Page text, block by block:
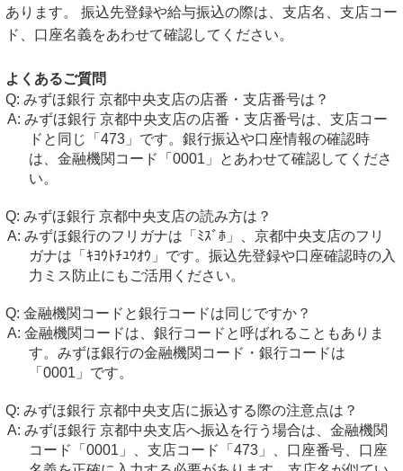
あります。 振込先登録や給与振込の際は、支店名、支店コー
ド、口座名義をあわせて確認してください。
よくあるご質問
みずほ銀行 京都中央支店の店番・支店番号は？
みずほ銀行 京都中央支店の店番・支店番号は、支店コー
ドと同じ「473」です。銀行振込や口座情報の確認時
は、金融機関コード「0001」とあわせて確認してくださ
い。
みずほ銀行 京都中央支店の読み方は？
みずほ銀行のフリガナは「ﾐｽﾞﾎ」、京都中央支店のフリ
ガナは「ｷﾖｳﾄﾁﾕｳｵｳ」です。振込先登録や口座確認時の入
力ミス防止にもご活用ください。
金融機関コードと銀行コードは同じですか？
金融機関コードは、銀行コードと呼ばれることもありま
す。みずほ銀行の金融機関コード・銀行コードは
「0001」です。
みずほ銀行 京都中央支店に振込する際の注意点は？
みずほ銀行 京都中央支店へ振込を行う場合は、金融機関
コード「0001」、支店コード「473」、口座番号、口座